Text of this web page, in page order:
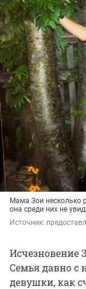
Мама Зои несколько
она среди них не
Источник:
Исчезновение
Семья давно с
девушки, как